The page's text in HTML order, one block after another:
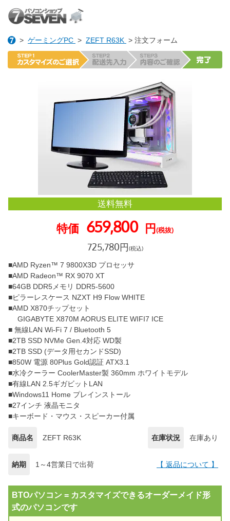
> ゲーミングPC > ZEFT R63K > 注文フォーム
送料無料
特価 659,800 円(税抜)
725,780円(税込)
■AMD Ryzen™ 7 9800X3D プロセッサ
■AMD Radeon™ RX 9070 XT
■64GB DDR5メモリ DDR5-5600
■ピラーレスケース NZXT H9 Flow WHITE
■AMD X870チップセット
GIGABYTE X870M AORUS ELITE WIFI7 ICE
■ 無線LAN Wi-Fi 7 / Bluetooth 5
■2TB SSD NVMe Gen.4対応 WD製
■2TB SSD (データ用セカンドSSD)
■850W 電源 80Plus Gold認証 ATX3.1
■水冷クーラー CoolerMaster製 360mm ホワイトモデル
■有線LAN 2.5ギガビットLAN
■Windows11 Home プレインストール
■27インチ 液晶モニタ
■キーボード・マウス・スピーカー付属
商品名 ZEFT R63K 在庫状況 在庫あり
納期 1～4営業日で出荷 【 返品について 】
BTOパソコン = カスタマイズできるオーダーメイド形
式のパソコンです